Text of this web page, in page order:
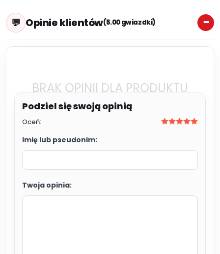
Opinie klientów(5.00 gwiazdki)
BRAK OPINII DLA PRODUKTU
Oceń:
Imię lub pseudonim:
Twoja opinia: